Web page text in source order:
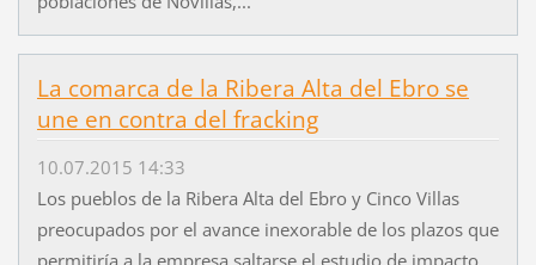
La comarca de la Ribera Alta del Ebro se
une en contra del fracking
10.07.2015 14:33
Los pueblos de la Ribera Alta del Ebro y Cinco Villas
preocupados por el avance inexorable de los plazos que